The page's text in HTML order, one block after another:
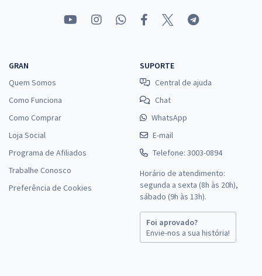
GRAN
Quem Somos
Como Funciona
Como Comprar
Loja Social
Programa de Afiliados
Trabalhe Conosco
Preferência de Cookies
SUPORTE
Central de ajuda
Chat
WhatsApp
E-mail
Telefone: 3003-0894
Horário de atendimento:
segunda a sexta (8h às 20h),
sábado (9h às 13h).
Foi aprovado?
Envie-nos a sua história!